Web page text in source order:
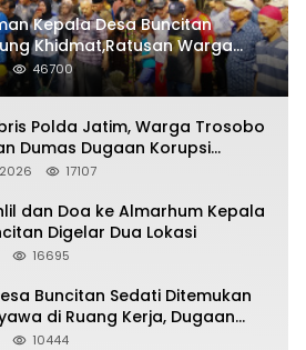
Kepala Desa Buncitan
Khidmat,Ratusan Warga
Duka Yang Mendalam
46700
Polda Jatim, Warga Trosobo
Dumas Dugaan Korupsi
Sidoarjo ke Kapolri
17107
dan Doa ke Almarhum Kepala
Digelar Dua Lokasi
16695
Buncitan Sedati Ditemukan
di Ruang Kerja, Dugaan
Menguat
10444